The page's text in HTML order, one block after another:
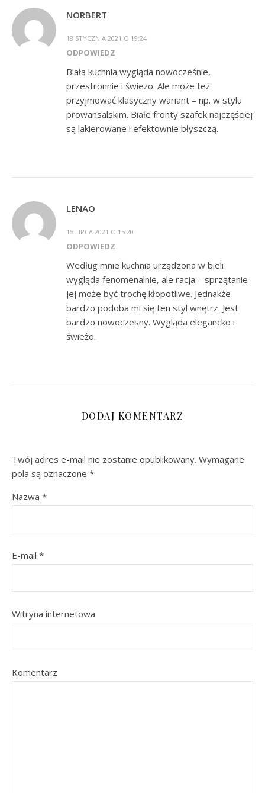
NORBERT
18 STYCZNIA 2021 O 19:24
ODPOWIEDZ
Biała kuchnia wygląda nowocześnie,
przestronnie i świeżo. Ale może też
przyjmować klasyczny wariant – np. w stylu
prowansalskim. Białe fronty szafek najczęściej
są lakierowane i efektownie błyszczą.
LENAO
15 LIPCA 2021 O 15:20
ODPOWIEDZ
Według mnie kuchnia urządzona w bieli
wygląda fenomenalnie, ale racja – sprzątanie
jej może być trochę kłopotliwe. Jednakże
bardzo podoba mi się ten styl wnętrz. Jest
bardzo nowoczesny. Wygląda elegancko i
świeżo.
DODAJ KOMENTARZ
Twój adres e-mail nie zostanie opublikowany. Wymagane
pola są oznaczone *
Nazwa *
E-mail *
Witryna internetowa
Komentarz